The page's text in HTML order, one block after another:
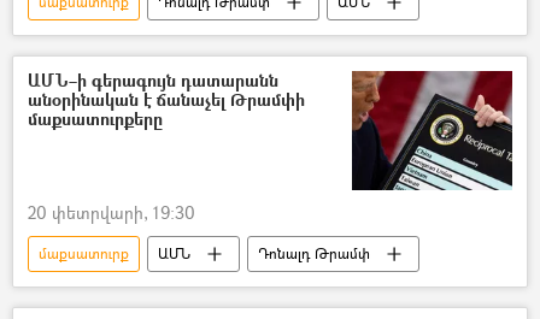
ԱՄՆ–ի գերագույն դատարանն
անօրինական է ճանաչել Թրամփի
մաքսատուրքերը
20 փետրվարի, 19:30
մաքսատուրք ԱՄՆ Դոնալդ Թրամփ